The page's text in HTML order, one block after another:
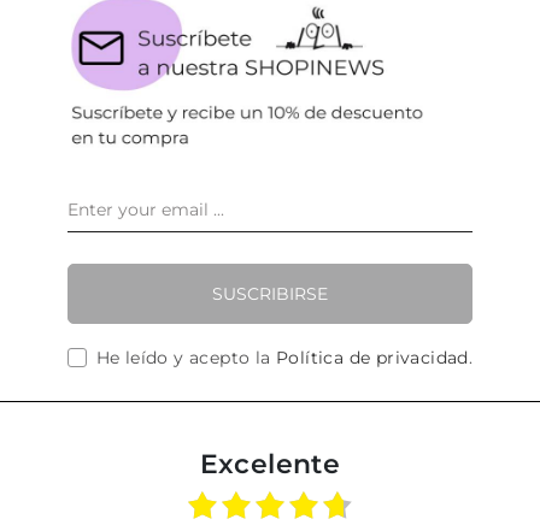
SUSCRIBIRSE
He leído y acepto la Política de privacidad.
Excelente